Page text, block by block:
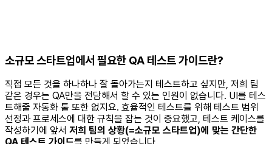
소규모 스타트업에서 필요한 QA 테스트 가이드란?
직접 모든 것을 하나하나 잘 돌아가는지 테스트하고 싶지만, 저희 팀
같은 경우는 QA만을 전담해서 할 수 있는 인원이 없습니다. UI를 테스
트해줄 자동화 툴 또한 없지요. 효율적인 테스트를 위해 테스트 범위
선정과 프로세스에 대한 규칙을 잡는 것이 중요했고, 테스트 케이스를
작성하기에 앞서 저희 팀의 상황(=소규모 스타트업)에 맞는 간단한